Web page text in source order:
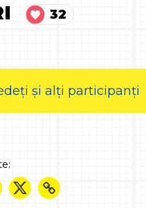
32
și alți participanți